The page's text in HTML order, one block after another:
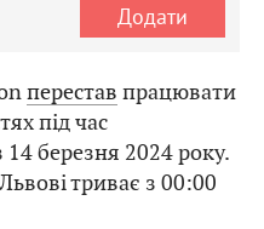
Додати
перестав працювати
під час
березня 2024 року.
триває з 00:00